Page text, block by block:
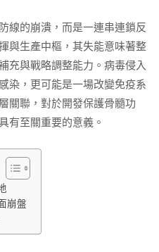
線的崩潰，而是一連串連鎖反
與生產中樞，其失能意味著整
充與戰略調整能力。病毒侵入
染，更可能是一場改變免疫系
關聯，對於開發保護骨髓功
有至關重要的意義。
崩盤